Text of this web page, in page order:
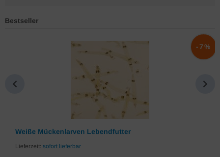
Bestseller
Weiße Mückenlarven Lebendfutter
Lieferzeit: sofort lieferbar
-7%